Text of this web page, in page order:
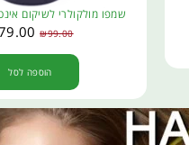
שמפו מולקולרי לשיקום
₪99.00
הוספה לסל